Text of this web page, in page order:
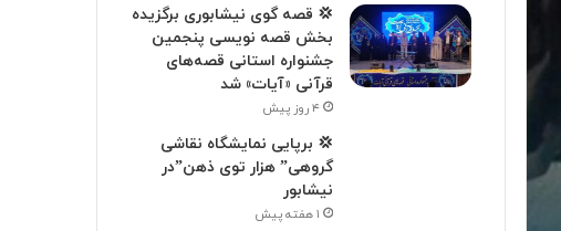
💢 قصه گوی نیشابوری برگزیده
بخش قصه نویسی پنجمین
جشنواره استانی قصه‌های
قرآنی «آیات» شد
۴ روز پیش
💢 برپایی نمایشگاه نقاشی
گروهی” هزار توی ذهن”در
نیشابور
۱ هفته پیش